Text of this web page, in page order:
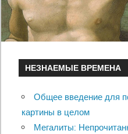
НЕЗНАЕМЫЕ ВРЕМЕНА
Общее введение для
картины в целом
Мегалиты: